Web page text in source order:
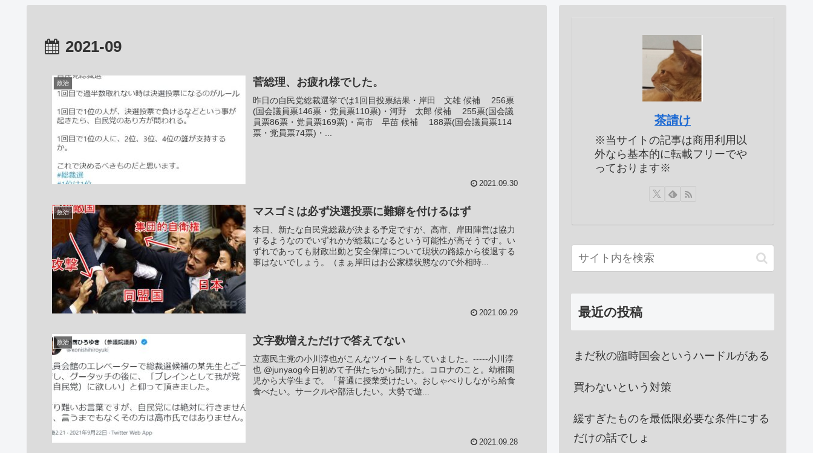
2021-09
政治 菅総理、お疲れ様でした。
昨日の自民党総裁選挙では1回目投票結果・岸田 文雄 候補 256票
(国会議員票146票・党員票110票)・河野 太郎 候補 255票(国会議
員票86票・党員票169票)・高市 早苗 候補 188票(国会議員票114
票・党員票74票)・...
2021.09.30
政治 マスゴミは必ず決選投票に難癖を付けるはず
本日、新たな自民党総裁が決まる予定ですが、高市、岸田陣営は協力
するようなのでいずれかが総裁になるという可能性が高そうです。い
ずれであっても財政出動と安全保障について現状の路線から後退する
事はないでしょう。（まぁ岸田はお公家様状態なので外相時...
2021.09.29
政治 文字数増えただけで答えてない
立憲民主党の小川淳也がこんなツイートをしていました。-----小川淳
也 @junyaog今日初めて子供たちから聞けた。コロナのこと。幼稚園
児から大学生まで。「普通に授業受けたい。おしゃべりしながら給食
食べたい。サークルや部活したい。大勢で遊...
2021.09.28
茶請け
※当サイトの記事は商用利用以
外なら基本的に転載フリーでや
っております※
最近の投稿
まだ秋の臨時国会というハードルがある
買わないという対策
緩すぎたものを最低限必要な条件にする
だけの話でしょ